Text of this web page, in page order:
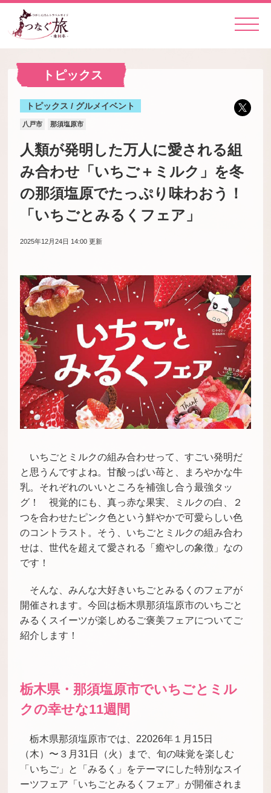
トピックス
トピックス / グルメイベント
八戸市 那須塩原市
人類が発明した万人に愛される組
み合わせ「いちご＋ミルク」を冬
の那須塩原でたっぷり味わおう！
「いちごとみるくフェア」
2025年12月24日 14:00 更新
いちごとミルクの組み合わせって、すごい発明だ
と思うんですよね。甘酸っぱい苺と、まろやかな牛
乳。それぞれのいいところを補強し合う最強タッ
グ！ 視覚的にも、真っ赤な果実、ミルクの白、２
つを合わせたピンク色という鮮やかで可愛らしい色
のコントラスト。そう、いちごとミルクの組み合わ
せは、世代を超えて愛される「癒やしの象徴」なの
です！
そんな、みんな大好きいちごとみるくのフェアが
開催されます。今回は栃木県那須塩原市のいちごと
みるくスイーツが楽しめるご褒美フェアについてご
紹介します！
栃木県・那須塩原市でいちごとミル
クの幸せな11週間
栃木県那須塩原市では、22026年１月15日
（木）〜３月31日（火）まで、旬の味覚を楽しむ
「いちご」と「みるく」をテーマにした特別なスイ
ーツフェア「いちごとみるくフェア」が開催されま